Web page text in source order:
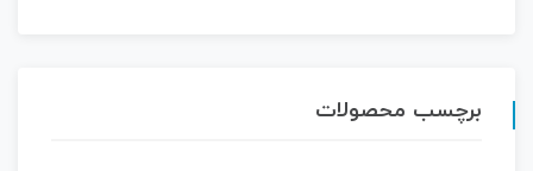
برچسب محصولات